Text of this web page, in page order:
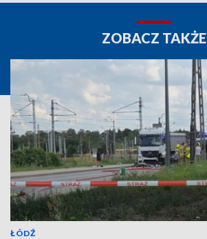
ZOBACZ TAKŻE
ŁÓDŹ